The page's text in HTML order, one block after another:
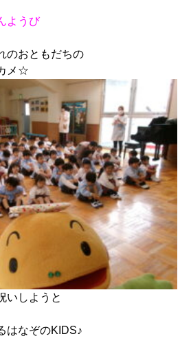
ようび
のおともだちの
メ☆
いしようと
はなぞのKIDS♪